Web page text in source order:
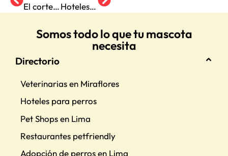
El corte de uñas en gatos: Lo que debes saber Hoteles para mascotas ¿Qué hay que saber de ellos?
Somos todo lo que tu mascota
necesita
Directorio
Veterinarias en Miraflores
Hoteles para perros
Pet Shops en Lima
Restaurantes petfriendly
Adopción de perros en Lima